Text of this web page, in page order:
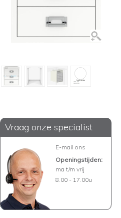
Vraag onze specialist
E-mail ons
Openingstijden:
ma t/m vrij
8.00 - 17.00u